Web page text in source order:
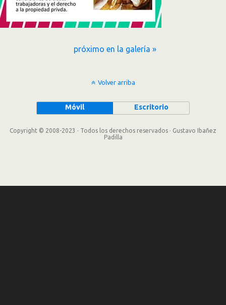
próximo en la galería »
Volver arriba
Móvil Escritorio
Copyright © 2008-2023 · Todos los derechos reservados · Gustavo Ibañez
Padilla